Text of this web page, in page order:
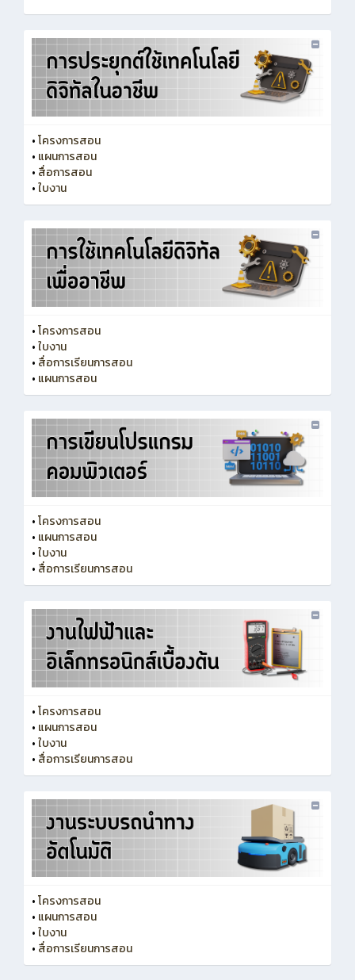
•โครงการสอน
• แผนการสอน
• สื่อการสอน
•ใบงาน
•โครงการสอน
•ใบงาน
• สื่อการเรียนการสอน
• แผนการสอน
•โครงการสอน
• แผนการสอน
•ใบงาน
• สื่อการเรียนการสอน
•โครงการสอน
• แผนการสอน
•ใบงาน
• สื่อการเรียนการสอน
•โครงการสอน
• แผนการสอน
•ใบงาน
• สื่อการเรียนการสอน